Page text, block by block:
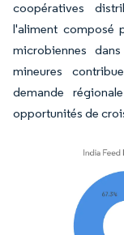
coopératives
l'aliment composé
microbiennes
mineures
demande
opportunités de